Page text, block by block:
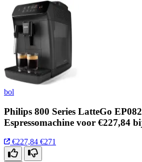
bol
Philips 800 Series LatteGo
Espressomachine voor €227,84
€227,84 €271